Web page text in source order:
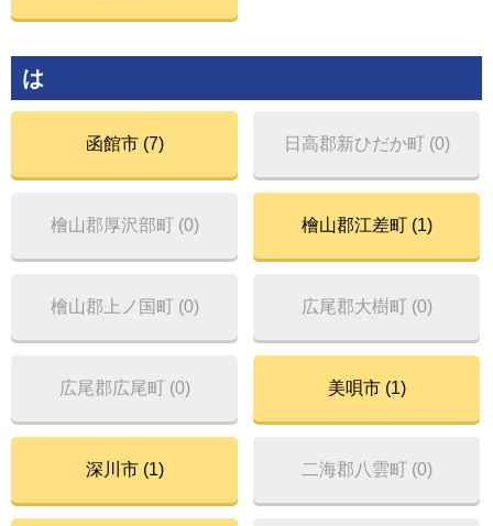
は
函館市 (7) 日高郡新ひだか町 (0)
檜山郡厚沢部町 (0) 檜山郡江差町 (1)
檜山郡上ノ国町 (0) 広尾郡大樹町 (0)
広尾郡広尾町 (0) 美唄市 (1)
深川市 (1) 二海郡八雲町 (0)